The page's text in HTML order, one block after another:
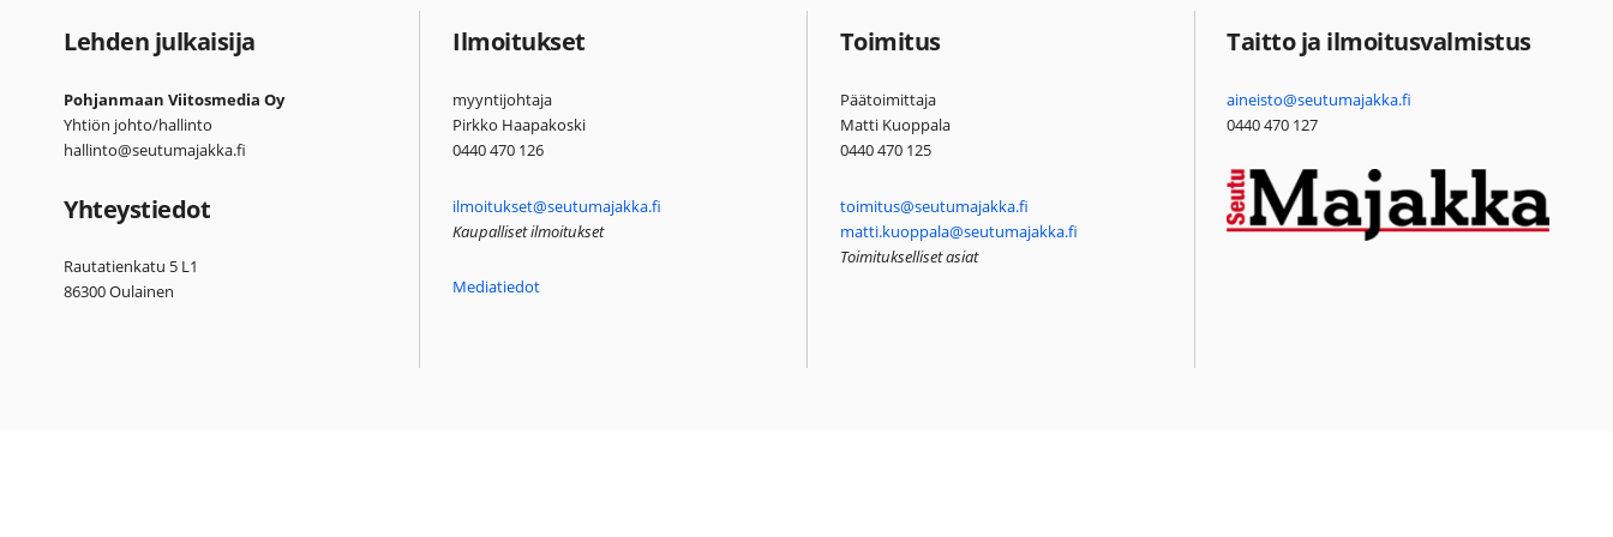
Lehden julkaisija
Pohjanmaan Viitosmedia Oy
Yhtiön johto/hallinto
hallinto@seutumajakka.fi
Yhteystiedot
Rautatienkatu 5 L1
86300 Oulainen
Ilmoitukset
myyntijohtaja
Pirkko Haapakoski
0440 470 126
ilmoitukset@seutumajakka.fi
Kaupalliset ilmoitukset
Mediatiedot
Toimitus
Päätoimittaja
Matti Kuoppala
0440 470 125
toimitus@seutumajakka.fi
matti.kuoppala@seutumajakka.fi
Toimitukselliset asiat
Taitto ja ilmoitusvalmistus
aineisto@seutumajakka.fi
0440 470 127